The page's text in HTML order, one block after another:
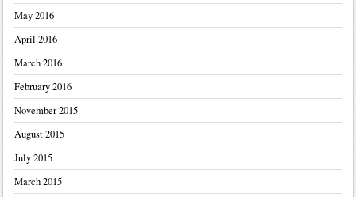
May 2016
April 2016
March 2016
February 2016
November 2015
August 2015
July 2015
March 2015